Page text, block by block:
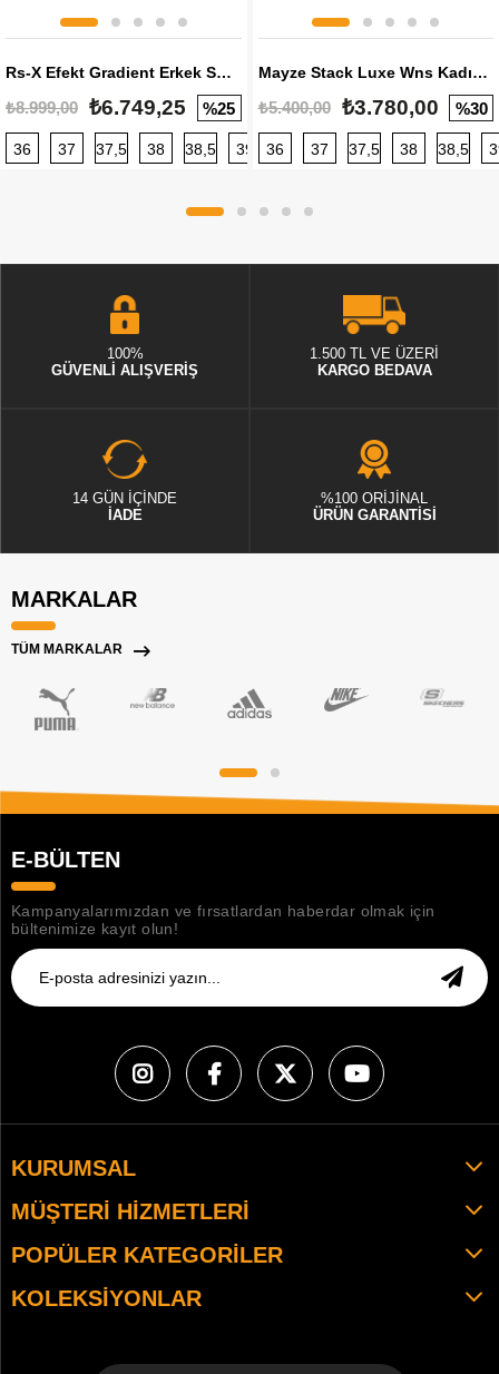
Rs-X Efekt Gradient Erkek Sneaker
₺8.999,00 ₺6.749,25 %25
36 37 37,5 38 38,5 39 40 40,5 41 42 42,5
Mayze Stack Luxe Wns Kadın Sneaker
₺5.400,00 ₺3.780,00 %30
36 37 37,5 38 38,5
100%
GÜVENLİ ALIŞVERİŞ
1.500 TL VE ÜZERİ
KARGO BEDAVA
14 GÜN İÇİNDE
İADE
%100 ORİJİNAL
ÜRÜN GARANTİSİ
MARKALAR
TÜM MARKALAR
E-BÜLTEN
Kampanyalarımızdan ve fırsatlardan haberdar olmak için
bültenimize kayıt olun!
KURUMSAL
MÜŞTERI HIZMETLERI
POPÜLER KATEGORILER
KOLEKSIYONLAR